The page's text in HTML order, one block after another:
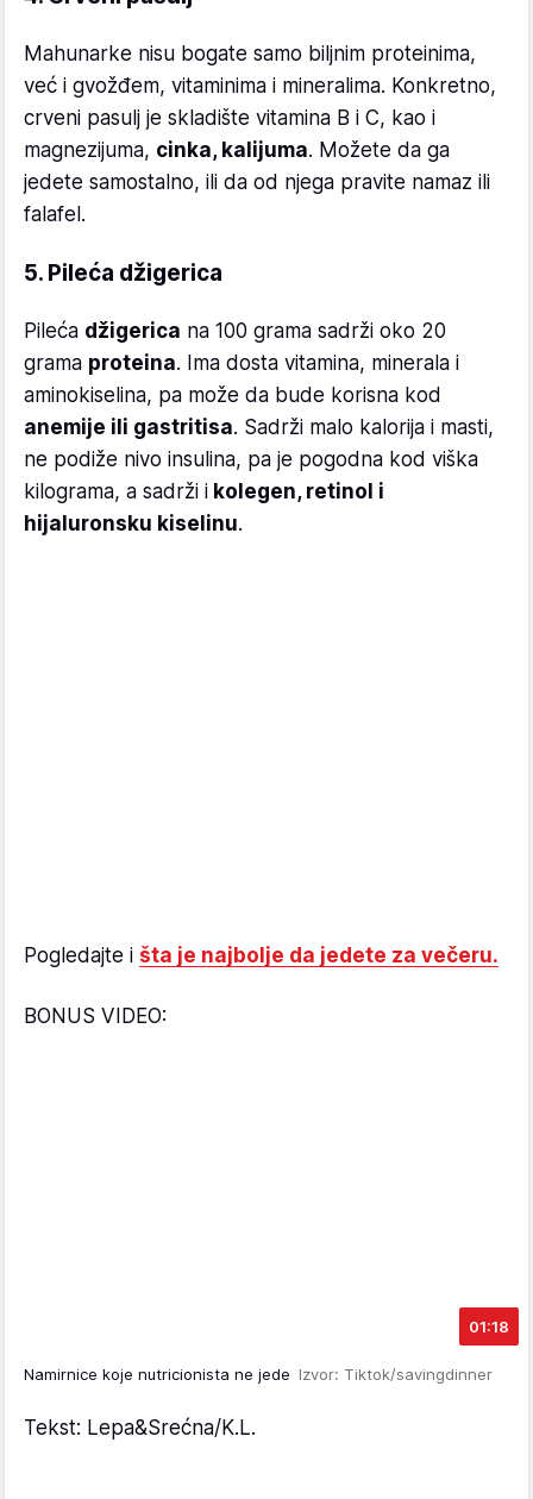
Mahunarke nisu bogate samo biljnim proteinima,
već i gvožđem, vitaminima i mineralima. Konkretno,
crveni pasulj je skladište vitamina B i C, kao i
magnezijuma, cinka, kalijuma. Možete da ga
jedete samostalno, ili da od njega pravite namaz ili
falafel.
5. Pileća džigerica
Pileća džigerica na 100 grama sadrži oko 20
grama proteina. Ima dosta vitamina, minerala i
aminokiselina, pa može da bude korisna kod
anemije ili gastritisa. Sadrži malo kalorija i masti,
ne podiže nivo insulina, pa je pogodna kod viška
kilograma, a sadrži i kolegen, retinol i
hijaluronsku kiselinu.
Pogledajte i šta je najbolje da jedete za večeru.
BONUS VIDEO:
01:18
Namirnice koje nutricionista ne jede Izvor: Tiktok/savingdinner
Tekst: Lepa&Srećna/K.L.